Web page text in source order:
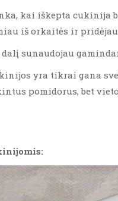
kai iškepta cukinija
iš orkaitės ir
sunaudojau
yra tikrai gana
pomidorus, bet